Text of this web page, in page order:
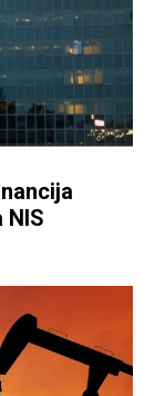
NIS